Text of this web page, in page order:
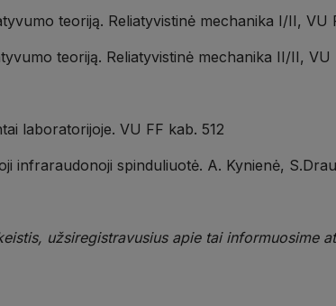
teoriją. Reliatyvistinė mechanika I/II,
teoriją. Reliatyvistinė mechanika II/II,
laboratorijoje. VU FF kab. 512
infraraudonoji spinduliuotė. A. Kynienė,
užsiregistravusius apie tai informuosime